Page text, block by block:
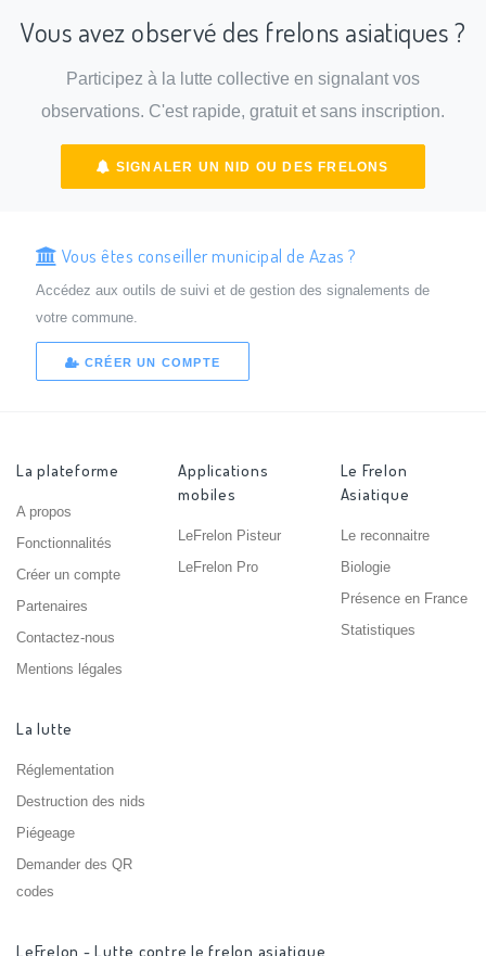
Vous avez observé des frelons asiatiques ?
Participez à la lutte collective en signalant vos
observations. C'est rapide, gratuit et sans inscription.
SIGNALER UN NID OU DES FRELONS
Vous êtes conseiller municipal de Azas ?
Accédez aux outils de suivi et de gestion des signalements de
votre commune.
CRÉER UN COMPTE
La plateforme
A propos
Fonctionnalités
Créer un compte
Partenaires
Contactez-nous
Mentions légales
Applications
mobiles
LeFrelon Pisteur
LeFrelon Pro
Le Frelon
Asiatique
Le reconnaitre
Biologie
Présence en France
Statistiques
La lutte
Réglementation
Destruction des nids
Piégeage
Demander des QR
codes
LeFrelon - Lutte contre le frelon asiatique